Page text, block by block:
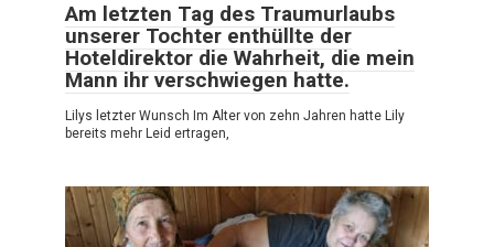
Am letzten Tag des Traumurlaubs
unserer Tochter enthüllte der
Hoteldirektor die Wahrheit, die mein
Mann ihr verschwiegen hatte.
Lilys letzter Wunsch Im Alter von zehn Jahren hatte Lily
bereits mehr Leid ertragen,